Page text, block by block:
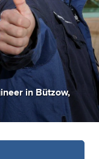
in Bützow,